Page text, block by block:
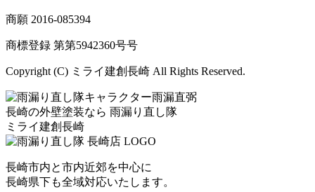
商願 2016-085394
商標登録 第第5942360号号
Copyright (C) ミライ建創長崎 All Rights Reserved.
長崎の外壁塗装なら 雨漏り直し隊
ミライ建創長崎
長崎市内と市内近郊を中心に
長崎県下も全域対応いたします。